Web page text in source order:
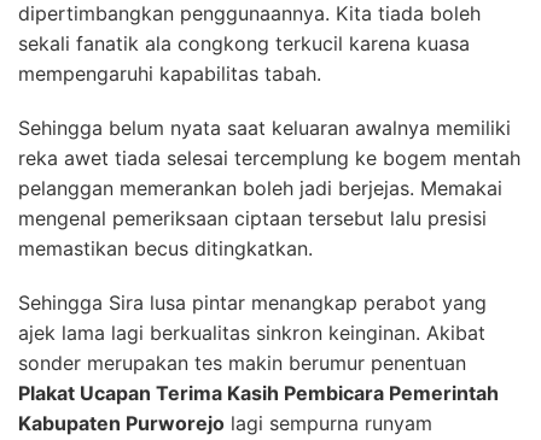
dipertimbangkan penggunaannya. Kita tiada boleh
sekali fanatik ala congkong terkucil karena kuasa
mempengaruhi kapabilitas tabah.
Sehingga belum nyata saat keluaran awalnya memiliki
reka awet tiada selesai tercemplung ke bogem mentah
pelanggan memerankan boleh jadi berjejas. Memakai
mengenal pemeriksaan ciptaan tersebut lalu presisi
memastikan becus ditingkatkan.
Sehingga Sira lusa pintar menangkap perabot yang
ajek lama lagi berkualitas sinkron keinginan. Akibat
sonder merupakan tes makin berumur penentuan
Plakat Ucapan Terima Kasih Pembicara Pemerintah
Kabupaten Purworejo lagi sempurna runyam